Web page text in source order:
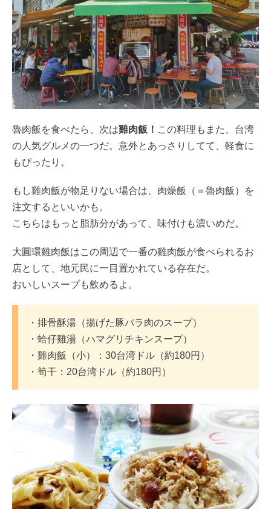
魯肉飯を食べたら、次は雞肉飯！ この料理もまた、台湾
の人気グルメの一つだ。意外とあっさりしてて、軽食に
もぴったり。
もし雞肉飯が物足りない場合は、肉燥飯（＝魯肉飯）を
注文するといいかも。
こちらはもっと脂肪分があって、味付けも濃いめだ。
大圓環雞肉飯はこの周辺で一番の雞肉飯が食べられるお
店として、地元民に一目置かれている存在だ。
おいしいスープも飲めるよ。
・排骨酥湯（揚げた豚バラ肉のスープ）
・蛤仔雞湯（ハマグリチキンスープ）
・雞肉飯（小）：30台湾ドル（約180円）
・筍干：20台湾ドル（約180円）